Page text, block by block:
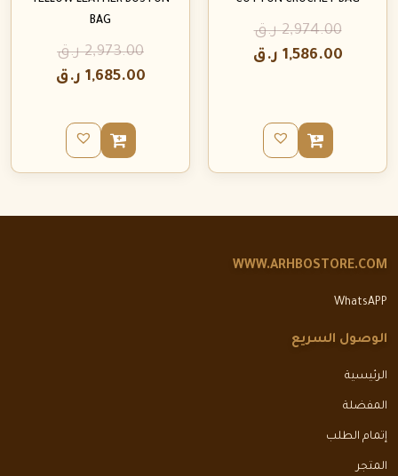
2,974.00 ر.ق
1,586.00 ر.ق
BAG
2,973.00 ر.ق
1,685.00 ر.ق
WWW.ARHBOSTORE.COM
WhatsAPP
الوصول السريع
الرئيسية
المفضلة
إتمام الطلب
المتجر